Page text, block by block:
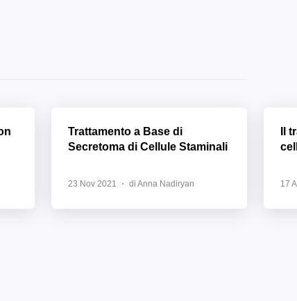
Trattamento a Base di
Secretoma di Cellule Staminali
23 Nov 2021 di Anna Nadiryan
Il
17